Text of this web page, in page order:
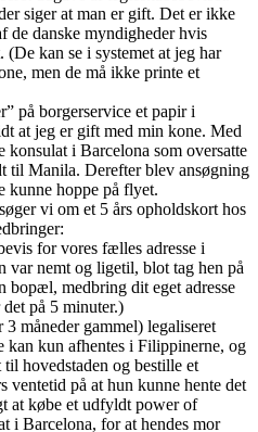
siger at man er gift. Det er ikke
de danske myndigheder hvis
kan se i systemet at jeg har
men de må ikke printe et
på borgerservice et papir i
at jeg er gift med min kone. Med
konsulat i Barcelona som oversatte
til Manila. Derefter blev ansøgning
kunne hoppe på flyet.
vi om et 5 års opholdskort hos
for vores fælles adresse i
var nemt og ligetil, blot tag hen på
bopæl, medbring dit eget adresse
på 5 minuter.)
måneder gammel) legaliseret
kan kun afhentes i Filippinerne, og
hovedstaden og bestille et
ventetid på at hun kunne hente det
at købe et udfyldt power of
i Barcelona, for at hendes mor